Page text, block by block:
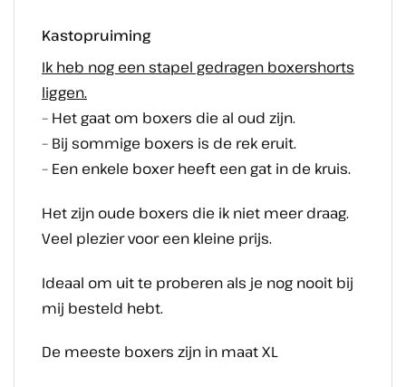
Kastopruiming
Ik heb nog een stapel gedragen boxershorts
liggen.
– Het gaat om boxers die al oud zijn.
– Bij sommige boxers is de rek eruit.
– Een enkele boxer heeft een gat in de kruis.
Het zijn oude boxers die ik niet meer draag.
Veel plezier voor een kleine prijs.
Ideaal om uit te proberen als je nog nooit bij
mij besteld hebt.
De meeste boxers zijn in maat XL